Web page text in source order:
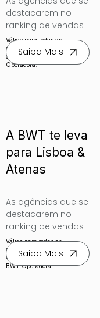
destacarem no
ranking de vendas
para os destinos
de Peru, serão
convidadas para
Válido para todas as
agênciais de Manaus e região
cadastradas na BWT
Operadora.
Saiba Mais
A BWT te leva
para Lisboa &
Atenas
As agências que se
destacarem no
ranking de vendas
para os destinos
de Portugal e
Grécia,
Válido para todas as
agênciais de Paraná e Santa
Catarina cadastradas na
BWT Operadora.
Saiba Mais